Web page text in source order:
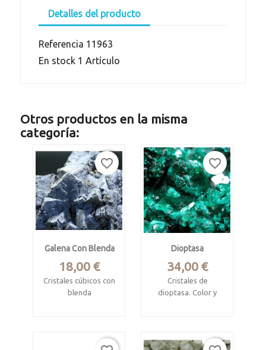
Detalles del producto
Referencia 11963
En stock 1 Artículo
Otros productos en la misma
categoría:
Galena Con Blenda
Precio
18,00 €
Cristales cúbicos con
blenda
Mide 6.2 x 4.5 x 2.2
favorite_border
Dioptasa
Precio
34,00 €
Cristales de
dioptasa. Color y
Shinkolobwe,
favorite_border